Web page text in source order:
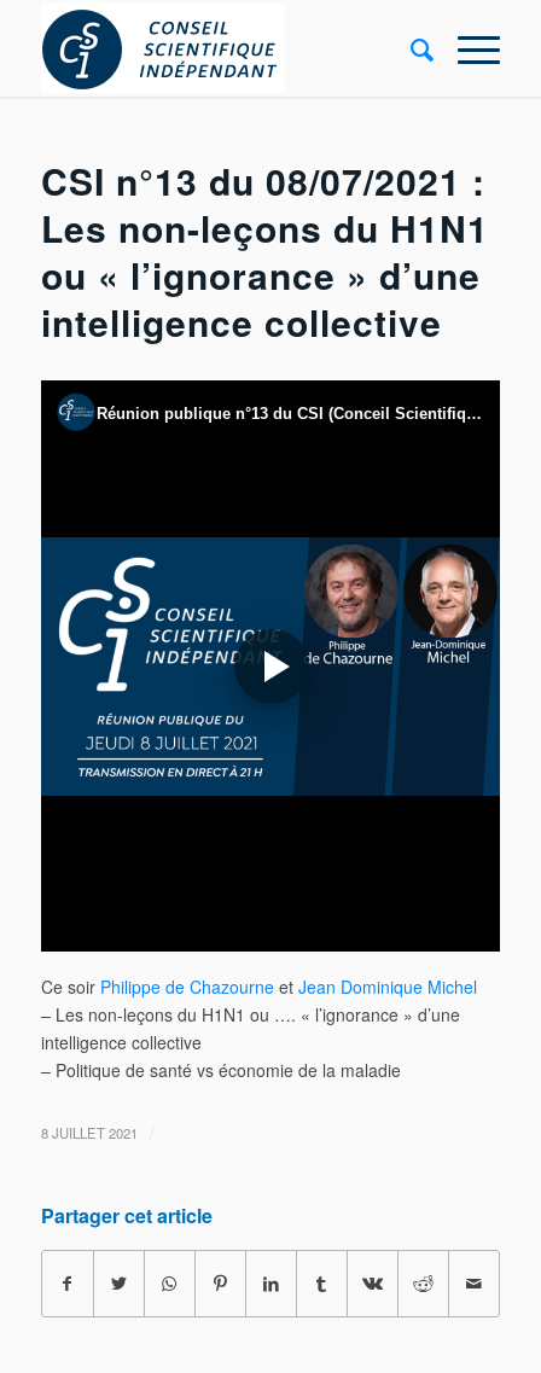
CSI n°13 du 08/07/2021 :
Les non-leçons du H1N1
ou « l’ignorance » d’une
intelligence collective
Ce soir Philippe de Chazourneet Jean Dominique Michel
– Les non-leçons du H1N1 ou …. « l’ignorance » d’une
intelligence collective
– Politique de santé vs économie de la maladie
8 JUILLET 2021 /
Partager cet article